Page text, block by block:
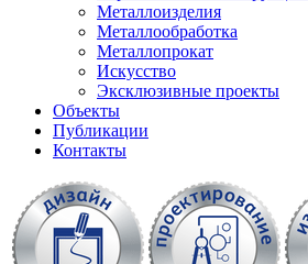
Металлоизделия
Металлообработка
Металлопрокат
Искусство
Эксклюзивные проекты
Объекты
Публикации
Контакты